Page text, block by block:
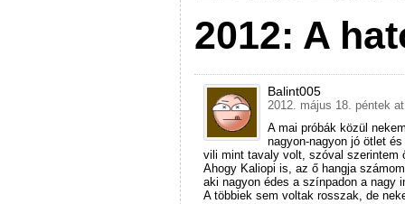
2012: A
Balint005
2012. május 18. péntek
A mai próbák közül
nagyon-nagyon jó ötlet
vili mint tavaly volt, szóval szerintem
Ahogy Kaliopi is, az ő hangja
aki nagyon édes a színpadon a nagy
A többiek sem voltak rosszak, de